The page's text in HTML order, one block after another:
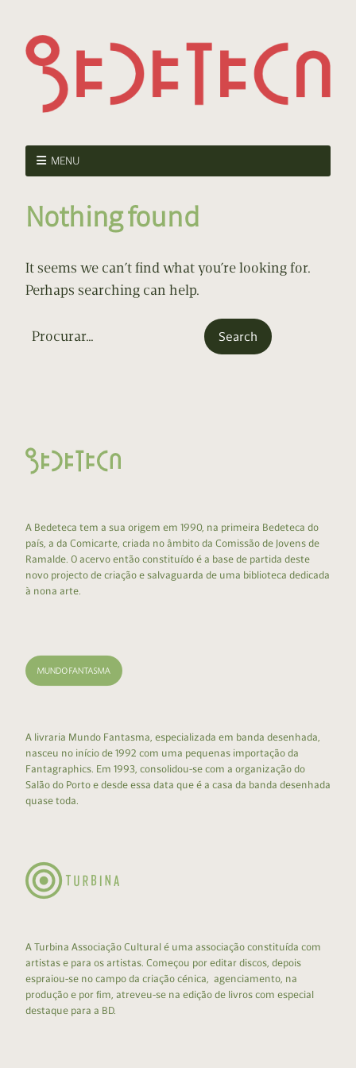
MENU
Nothing found
It seems we can’t find what you’re looking for.
Perhaps searching can help.
A Bedeteca tem a sua origem em 1990, na primeira Bedeteca do
país, a da Comicarte, criada no âmbito da Comissão de Jovens de
Ramalde. O acervo então constituído é a base de partida deste
novo projecto de criação e salvaguarda de uma biblioteca dedicada
à nona arte.
A livraria Mundo Fantasma, especializada em banda desenhada,
nasceu no início de 1992 com uma pequenas importação da
Fantagraphics. Em 1993, consolidou-se com a organização do
Salão do Porto e desde essa data que é a casa da banda desenhada
quase toda.
A Turbina Associação Cultural é uma associação constituída com
artistas e para os artistas. Começou por editar discos, depois
espraiou-se no campo da criação cénica, agenciamento, na
produção e por fim, atreveu-se na edição de livros com especial
destaque para a BD.